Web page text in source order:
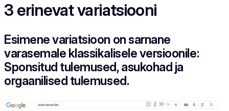
3 erinevat variatsiooni
Esimene variatsioon on sarnane
varasemale klassikalisele versioonile:
Sponsitud tulemused, asukohad ja
orgaanilised tulemused.